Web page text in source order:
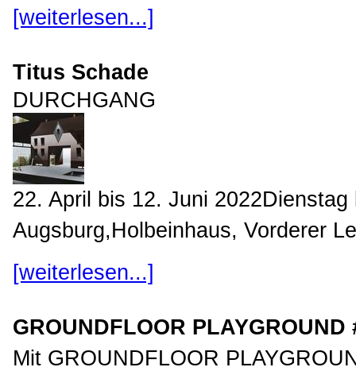
[weiterlesen...]
Titus Schade
DURCHGANG
22. April bis 12. Juni
Augsburg,Holbeinhaus, Vorderer
[weiterlesen...]
GROUNDFLOOR PLAYGROUND
Mit GROUNDFLOOR